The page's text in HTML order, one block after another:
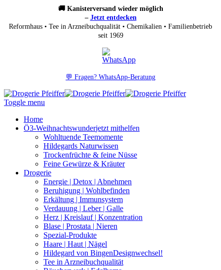
🚚 Kanisterversand wieder möglich
– Jetzt entdecken
Reformhaus • Tee in Arzneibuchqualität • Chemikalien • Familienbetrieb
seit 1969
💬 Fragen? WhatsApp-Beratung
Toggle menu
Home
Ö3-Weihnachtswunderjetzt mithelfen
Wohltuende Teemomente
Hildegards Naturwissen
Trockenfrüchte & feine Nüsse
Feine Gewürze & Kräuter
Drogerie
Energie | Detox | Abnehmen
Beruhigung | Wohlbefinden
Erkältung | Immunsystem
Verdauung | Leber | Galle
Herz | Kreislauf | Konzentration
Blase | Prostata | Nieren
Spezial-Produkte
Haare | Haut | Nägel
Hildegard von BingenDesignwechsel!
Tee in Arzneibuchqualität